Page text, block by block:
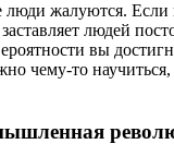
люди жалуются. Если
людей
вы
чему-то